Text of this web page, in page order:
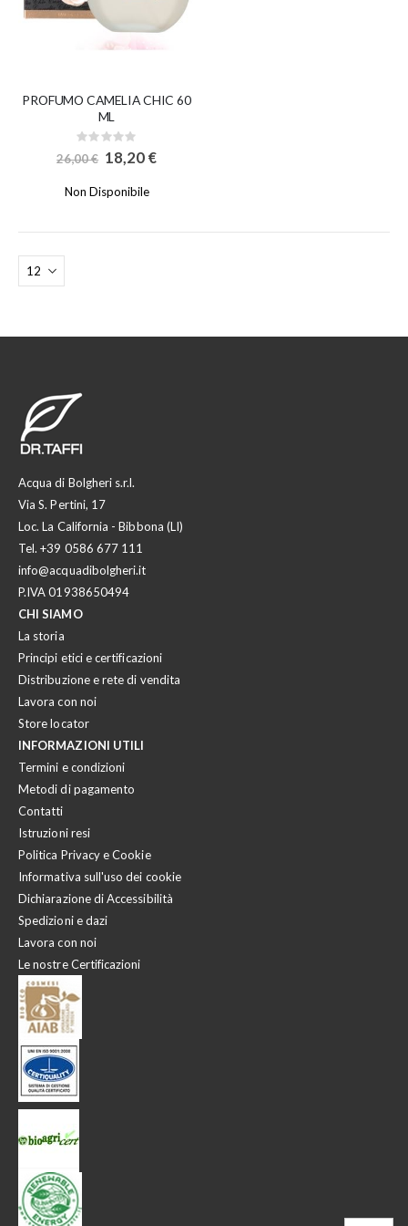
PROFUMO CAMELIA CHIC 60
ML
Rating:
0%
26,00 € Special
Price
18,20 €
Non Disponibile
Acqua di Bolgheri s.r.l.
Via S. Pertini, 17
Loc. La California - Bibbona (LI)
Tel.+39 0586 677 111
info@acquadibolgheri.it
P.IVA 01938650494
CHI SIAMO
La storia
Principi etici e certificazioni
Distribuzione e rete di vendita
Lavora con noi
Store locator
INFORMAZIONI UTILI
Termini e condizioni
Metodi di pagamento
Contatti
Istruzioni resi
Politica Privacy e Cookie
Informativa sull'uso dei cookie
Dichiarazione di Accessibilità
Spedizioni e dazi
Lavora con noi
Le nostre Certificazioni